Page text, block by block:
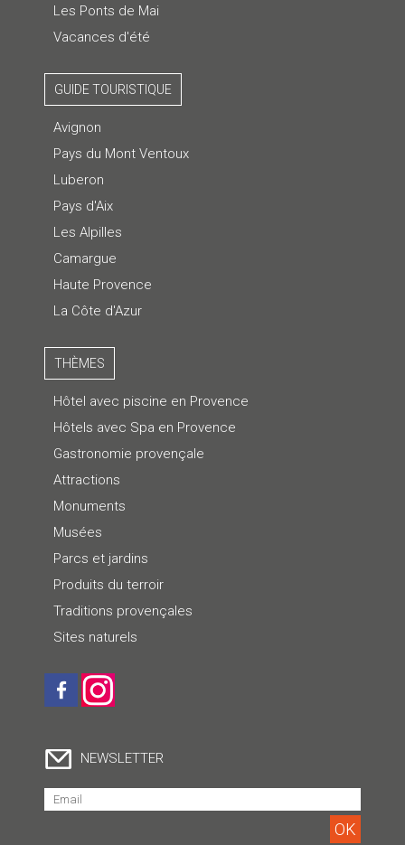
Les Ponts de Mai
Vacances d'été
GUIDE TOURISTIQUE
Avignon
Pays du Mont Ventoux
Luberon
Pays d'Aix
Les Alpilles
Camargue
Haute Provence
La Côte d'Azur
THÈMES
Hôtel avec piscine en Provence
Hôtels avec Spa en Provence
Gastronomie provençale
Attractions
Monuments
Musées
Parcs et jardins
Produits du terroir
Traditions provençales
Sites naturels
NEWSLETTER